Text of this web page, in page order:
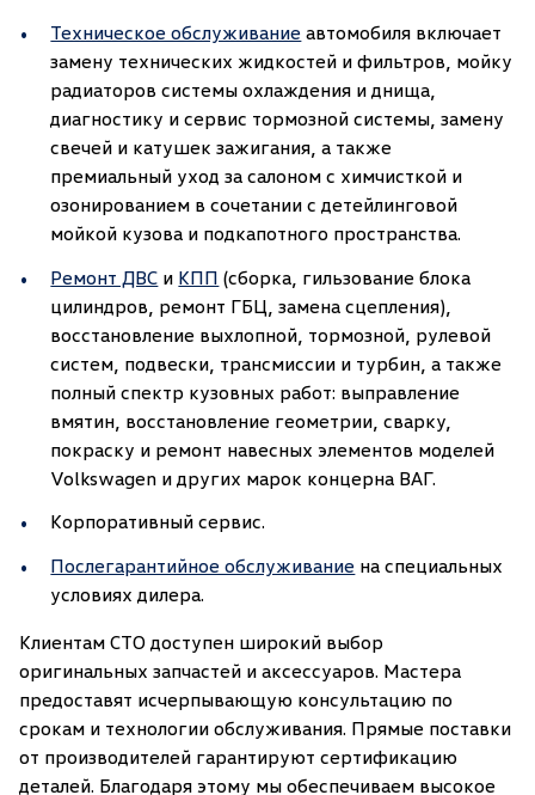
Техническое обслуживание автомобиля включает
замену технических жидкостей и фильтров, мойку
радиаторов системы охлаждения и днища,
диагностику и сервис тормозной системы, замену
свечей и катушек зажигания, а также
премиальный уход за салоном с химчисткой и
озонированием в сочетании с детейлинговой
мойкой кузова и подкапотного пространства.
Ремонт ДВС и КПП (сборка, гильзование блока
цилиндров, ремонт ГБЦ, замена сцепления),
восстановление выхлопной, тормозной, рулевой
систем, подвески, трансмиссии и турбин, а также
полный спектр кузовных работ: выправление
вмятин, восстановление геометрии, сварку,
покраску и ремонт навесных элементов моделей
Volkswagen и других марок концерна ВАГ.
Корпоративный сервис.
Послегарантийное обслуживание на специальных
условиях дилера.
Клиентам СТО доступен широкий выбор
оригинальных запчастей и аксессуаров. Мастера
предоставят исчерпывающую консультацию по
срокам и технологии обслуживания. Прямые поставки
от производителей гарантируют сертификацию
деталей. Благодаря этому мы обеспечиваем высокое